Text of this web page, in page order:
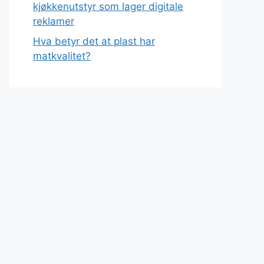
kjøkkenutstyr som lager digitale
reklamer
Hva betyr det at plast har
matkvalitet?